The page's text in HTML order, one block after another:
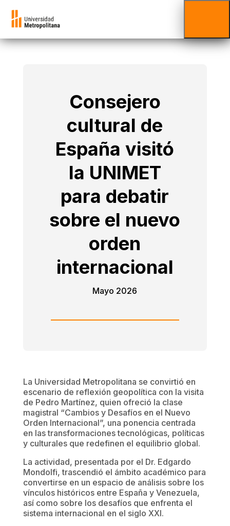
Consejero
cultural de
España visitó
la UNIMET
para debatir
sobre el nuevo
orden
internacional
Mayo 2026
La Universidad Metropolitana se convirtió en
escenario de reflexión geopolítica con la visita
de Pedro Martínez, quien ofreció la clase
magistral “Cambios y Desafíos en el Nuevo
Orden Internacional”, una ponencia centrada
en las transformaciones tecnológicas, políticas
y culturales que redefinen el equilibrio global.
La actividad, presentada por el Dr. Edgardo
Mondolfi, trascendió el ámbito académico para
convertirse en un espacio de análisis sobre los
vínculos históricos entre España y Venezuela,
así como sobre los desafíos que enfrenta el
sistema internacional en el siglo XXI.